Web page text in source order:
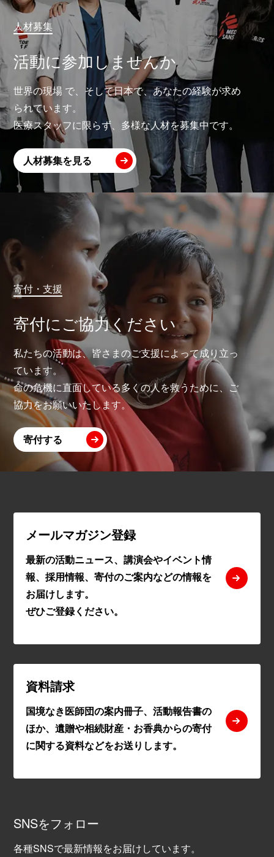
人材募集
活動に参加しませんか
世界の現場 で、そして日本で、あなたの経験が求め
られています。
医療スタッフに限らず、多様な人材を募集中です。
人材募集を見る
寄付・支援
寄付にご協力ください
私たちの活動は、皆さまのご支援によって成り立っ
ています。
命の危機に直面している多くの人を救うために、ご
協力をお願いいたします。
寄付する
メールマガジン登録
最新の活動ニュース、講演会やイベント情
報、採用情報、寄付のご案内などの情報を
お届けします。
ぜひご登録ください。
資料請求
国境なき医師団の案内冊子、活動報告書の
ほか、遺贈や相続財産・お香典からの寄付
に関する資料などをお送りします。
SNSをフォロー
各種SNSで最新情報をお届けしています。